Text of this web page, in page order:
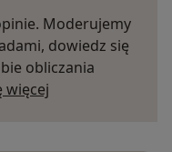
Moderujemy
dowiedz się
obliczania
więcej